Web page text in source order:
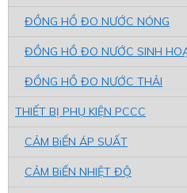
ĐỒNG HỒ ĐO NƯỚC NÓNG
ĐỒNG HỒ ĐO NƯỚC SINH
ĐỒNG HỒ ĐO NƯỚC THẢI
THIẾT BỊ PHỤ KIỆN PCCC
CẢM BiẾN ÁP SUẤT
CẢM BiẾN NHIỆT ĐỘ